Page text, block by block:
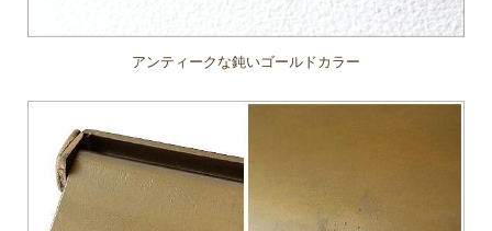
アンティークな鈍いゴールドカラー